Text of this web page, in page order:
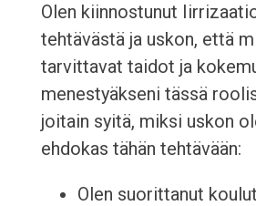
Olen kiinnostunut
tehtävästä ja uskon, että
tarvittavat taidot ja
menestyäkseni tässä
joitain syitä, miksi uskon
ehdokas tähän tehtävään:
Olen suorittanut